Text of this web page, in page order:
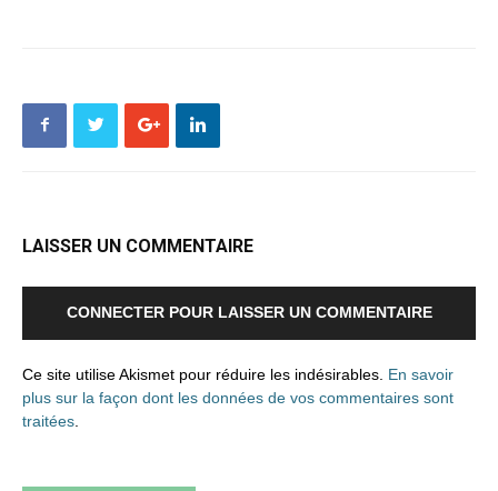
LAISSER UN COMMENTAIRE
CONNECTER POUR LAISSER UN COMMENTAIRE
Ce site utilise Akismet pour réduire les indésirables. En savoir
plus sur la façon dont les données de vos commentaires sont
traitées